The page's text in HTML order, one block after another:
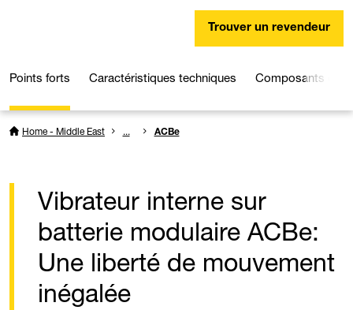
Trouver un revendeur
Points forts Caractéristiques techniques Composants du
Home - Middle East ... ACBe
Vibrateur interne sur
batterie modulaire ACBe:
Une liberté de mouvement
inégalée